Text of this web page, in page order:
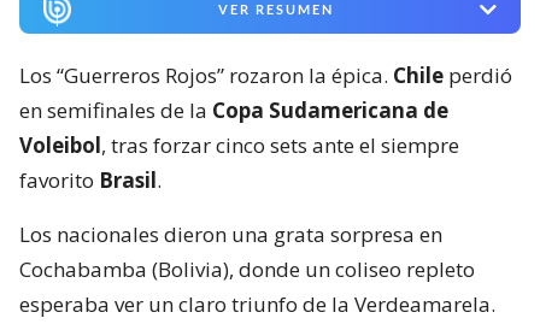
VER RESUMEN
Los “Guerreros Rojos” rozaron la épica. Chile perdió
en semifinales de la Copa Sudamericana de
Voleibol, tras forzar cinco sets ante el siempre
favorito Brasil.
Los nacionales dieron una grata sorpresa en
Cochabamba (Bolivia), donde un coliseo repleto
esperaba ver un claro triunfo de la Verdeamarela.